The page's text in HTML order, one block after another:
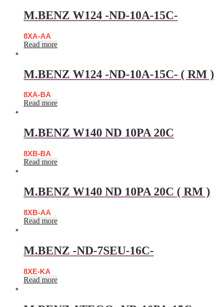
M.BENZ W124 -ND-10A-15C-
8XA-AA
Read more
M.BENZ W124 -ND-10A-15C- ( RM )
8XA-BA
Read more
M.BENZ W140 ND 10PA 20C
8XB-BA
Read more
M.BENZ W140 ND 10PA 20C ( RM )
8XB-AA
Read more
M.BENZ -ND-7SEU-16C-
8XE-KA
Read more